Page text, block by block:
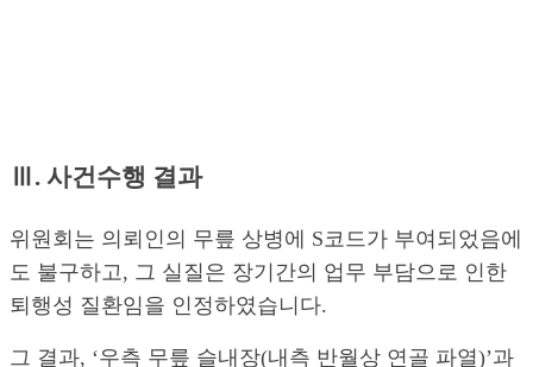
Ⅲ. 사건수행 결과
위원회는 의뢰인의 무릎 상병에 S코드가 부여되었음에
도 불구하고, 그 실질은 장기간의 업무 부담으로 인한
퇴행성 질환임을 인정하였습니다.
그 결과, ‘우측 무릎 슬내장(내측 반월상 연골 파열)’과